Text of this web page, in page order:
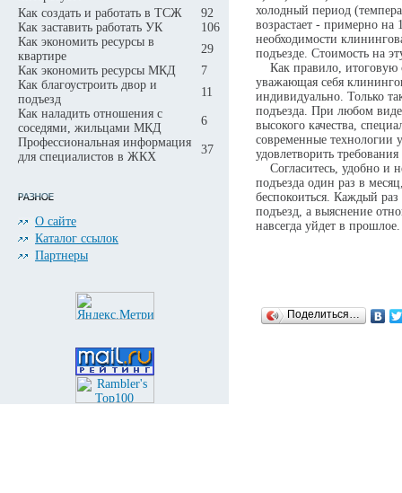
Как создать и работать в ТСЖ
92
Как заставить работать УК
106
Как экономить ресурсы в
квартире
29
Как экономить ресурсы МКД
7
Как благоустроить двор и
подъезд
11
Как наладить отношения с
соседями, жильцами МКД
6
Профессиональная информация
для специалистов в ЖКХ
37
О сайте
Каталог ссылок
Партнеры
холодный период
возрастает - примерно
необходимости
подъезде. Стоимость на
Как правило, итоговую
уважающая себя
индивидуально. Только
подъезда. При любом виде
высокого качества,
современные технологии
удовлетворить
Согласитесь, удобно и
подъезда один раз в
беспокоиться. Каждый
подъезд, а выяснение
навсегда уйдет в прошлое.
Поделиться…